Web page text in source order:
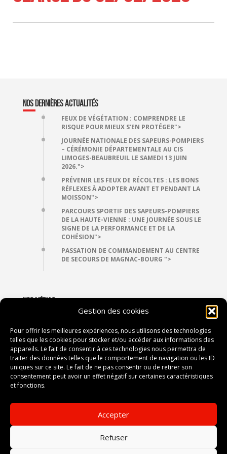
Gestion des cookies
Pour offrir les meilleures expériences, nous utilisons des technologies
telles que les cookies pour stocker et/ou accéder aux informations des
appareils. Le fait de consentir à ces technologies nous permettra de
traiter des données telles que le comportement de navigation ou les ID
uniques sur ce site. Le fait de ne pas consentir ou de retirer son
consentement peut avoir un effet négatif sur certaines caractéristiques
et fonctions.
Accepter
Refuser
NOS DERNIÈRES ACTUALITÉS
FEUX DE VÉGÉTATION : COMPRENDRE LE
RISQUE POUR MIEUX S’EN PROTÉGER">
JOURNÉE NATIONALE DES SAPEURS-POMPIERS
– CÉRÉMONIE DÉPARTEMENTALE AU CIS
LIMOGES-BEAUBREUIL LE SAMEDI 13 JUIN
2026.">
PRÉVENIR LES FEUX DE RÉCOLTES : LES BONS
RÉFLEXES À ADOPTER AVANT ET PENDANT LA
MOISSON">
PARCOURS SPORTIF DES SAPEURS-POMPIERS
DE LA HAUTE-VIENNE : UNE JOURNÉE SOUS LE
SIGNE DE LA PERFORMANCE ET DE LA
COHÉSION">
PASSATION DE COMMANDEMENT AU CENTRE
DE SECOURS DE MAGNAC-BOURG ">
NOS MÉDIAS
VIDÉOTHÈQUE
PHOTOTHÈQUE
CONTACT
2, avenue du Président Vincent Auriol
Fax :-------